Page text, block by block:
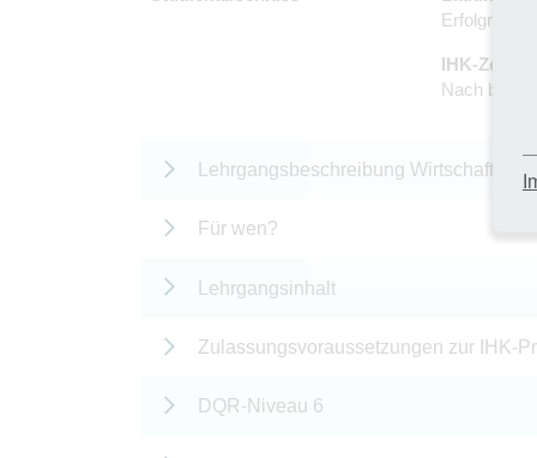
IHK-
Nach
Lehrgangsbeschreibung
Für wen?
Lehrgangsinhalt
Zulassungsvoraussetzungen zur IHK-
DQR-Niveau 6